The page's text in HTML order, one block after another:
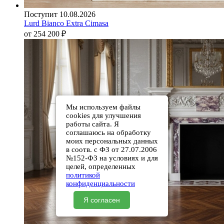
Поступит 10.08.2026
Lurd Bianco Extra Cimasa
от 254 200 ₽
Мы используем файлы
cookies для улучшения
работы сайта. Я
соглашаюсь на обработку
моих персональных данных
в соотв. с ФЗ от 27.07.2006
№152-ФЗ на условиях и для
целей, определенных
политикой
конфиденциальности
Я согласен